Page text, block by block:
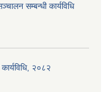
सम्बन्धी कार्यविधि
कार्यविधि, २०८२